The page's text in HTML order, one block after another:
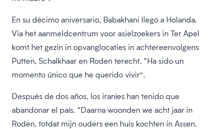
En su décimo aniversario, Babakhani llegó a Holanda.
Via het aanmeldcentrum voor asielzoekers in Ter Apel
komt het gezin in opvanglocaties in achtereenvolgens
Putten, Schalkhaar en Roden terecht. “Ha sido un
momento único que he querido vivir”.
Después de dos años, los iraníes han tenido que
abandonar el país. “Daarna woonden we acht jaar in
Roden, totdat mijn ouders een huis kochten in Assen.